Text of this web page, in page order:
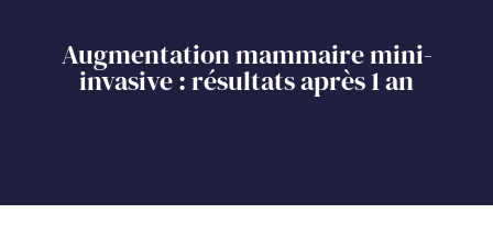
Augmentation mammaire mini-
invasive : résultats après 1 an